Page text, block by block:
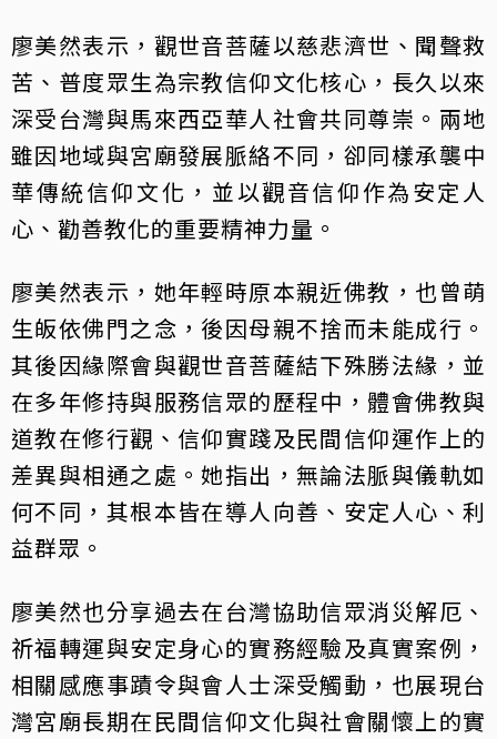
廖美然表示，觀世音菩薩以慈悲濟世、聞聲救
苦、普度眾生為宗教信仰文化核心，長久以來
深受台灣與馬來西亞華人社會共同尊崇。兩地
雖因地域與宮廟發展脈絡不同，卻同樣承襲中
華傳統信仰文化，並以觀音信仰作為安定人
心、勸善教化的重要精神力量。
廖美然表示，她年輕時原本親近佛教，也曾萌
生皈依佛門之念，後因母親不捨而未能成行。
其後因緣際會與觀世音菩薩結下殊勝法緣，並
在多年修持與服務信眾的歷程中，體會佛教與
道教在修行觀、信仰實踐及民間信仰運作上的
差異與相通之處。她指出，無論法脈與儀軌如
何不同，其根本皆在導人向善、安定人心、利
益群眾。
廖美然也分享過去在台灣協助信眾消災解厄、
祈福轉運與安定身心的實務經驗及真實案例，
相關感應事蹟令與會人士深受觸動，也展現台
灣宮廟長期在民間信仰文化與社會關懷上的實